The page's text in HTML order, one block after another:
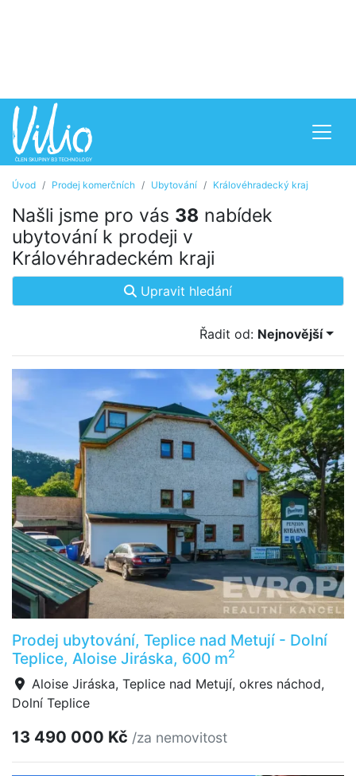
Úvod Prodej komerčních Ubytování Královéhradecký kraj
Našli jsme pro vás 38 nabídek
ubytování k prodeji v
Královéhradeckém kraji
Upravit hledání
Řadit od: Nejnovější
Prodej ubytování, Teplice nad Metují - Dolní
Teplice, Aloise Jiráska, 600 m2
Aloise Jiráska, Teplice nad Metují, okres náchod,
Dolní Teplice
13 490 000 Kč /za nemovitost